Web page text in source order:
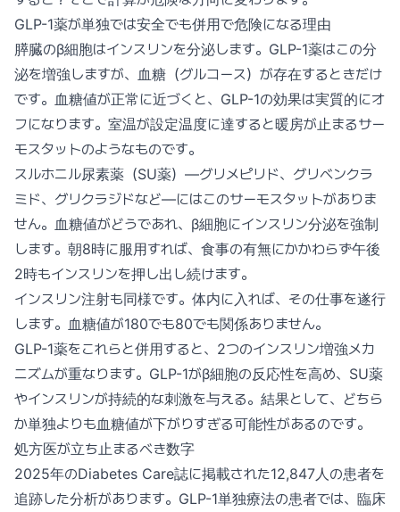
GLP-1薬が単独では安全でも併用で危険になる理由
膵臓のβ細胞はインスリンを分泌します。GLP-1薬はこの分
泌を増強しますが、血糖（グルコース）が存在するときだけ
です。血糖値が正常に近づくと、GLP-1の効果は実質的にオ
フになります。室温が設定温度に達すると暖房が止まるサー
モスタットのようなものです。
スルホニル尿素薬（SU薬）—グリメピリド、グリベンクラ
ミド、グリクラジドなど—にはこのサーモスタットがありま
せん。血糖値がどうであれ、β細胞にインスリン分泌を強制
します。朝8時に服用すれば、食事の有無にかかわらず午後
2時もインスリンを押し出し続けます。
インスリン注射も同様です。体内に入れば、その仕事を遂行
します。血糖値が180でも80でも関係ありません。
GLP-1薬をこれらと併用すると、2つのインスリン増強メカ
ニズムが重なります。GLP-1がβ細胞の反応性を高め、SU薬
やインスリンが持続的な刺激を与える。結果として、どちら
か単独よりも血糖値が下がりすぎる可能性があるのです。
処方医が立ち止まるべき数字
2025年のDiabetes Care誌に掲載された12,847人の患者を
追跡した分析があります。GLP-1単独療法の患者では、臨床